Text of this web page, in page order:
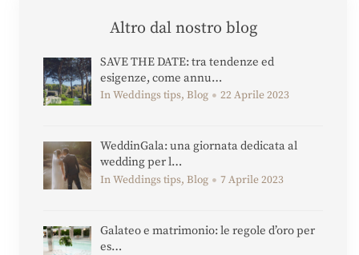
Altro dal nostro blog
SAVE THE DATE: tra tendenze ed
esigenze, come annu…
In Weddings tips, Blog 22 Aprile 2023
WeddinGala: una giornata dedicata al
wedding per l…
In Weddings tips, Blog 7 Aprile 2023
Galateo e matrimonio: le regole d’oro per
es…